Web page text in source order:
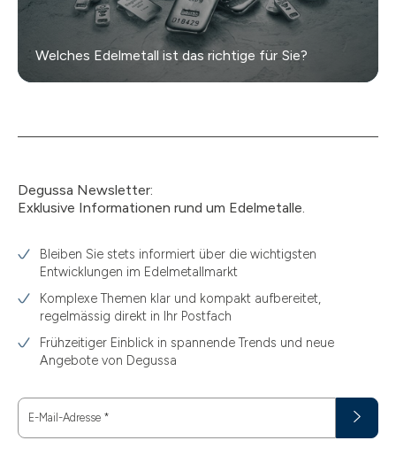
Welches Edelmetall ist das richtige für Sie?
Degussa Newsletter:
Exklusive Informationen rund um Edelmetalle.
Bleiben Sie stets informiert über die wichtigsten
Entwicklungen im Edelmetallmarkt
Komplexe Themen klar und kompakt aufbereitet,
regelmässig direkt in Ihr Postfach
Frühzeitiger Einblick in spannende Trends und neue
Angebote von Degussa
E-Mail-Adresse *